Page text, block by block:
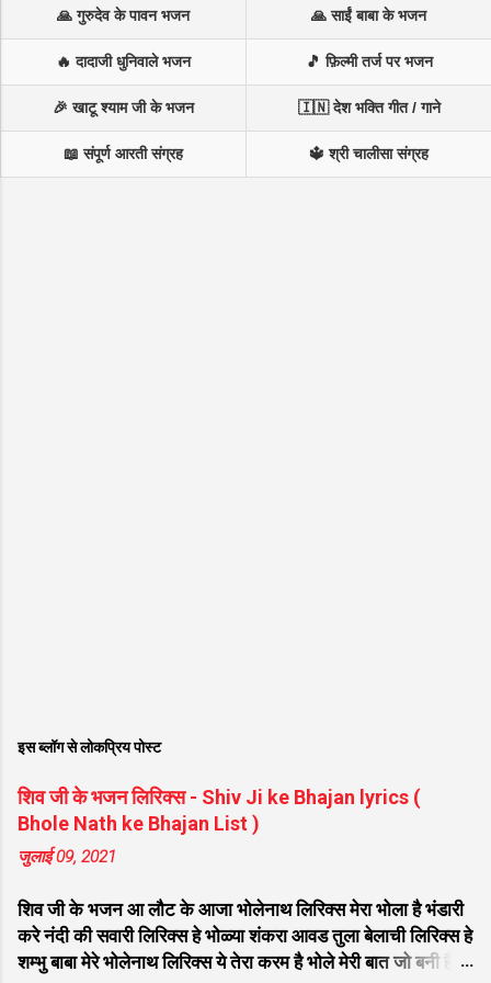
🙏 गुरुदेव के पावन भजन 🙏 साईं बाबा के भजन
🔥 दादाजी धुनिवाले भजन 🎵 फ़िल्मी तर्ज पर भजन
🎉 खाटू श्याम जी के भजन 🇮🇳 देश भक्ति गीत / गाने
📖 संपूर्ण आरती संग्रह 🔱 श्री चालीसा संग्रह
इस ब्लॉग से लोकप्रिय पोस्ट
शिव जी के भजन लिरिक्स - Shiv Ji ke Bhajan lyrics (
Bhole Nath ke Bhajan List )
जुलाई 09, 2021
शिव जी के भजन आ लौट के आजा भोलेनाथ लिरिक्स मेरा भोला है भंडारी
करे नंदी की सवारी लिरिक्स हे भोळ्या शंकरा आवड तुला बेलाची लिरिक्स हे
शम्भु बाबा मेरे भोलेनाथ लिरिक्स ये तेरा करम है भोले मेरी बात जो बनी है